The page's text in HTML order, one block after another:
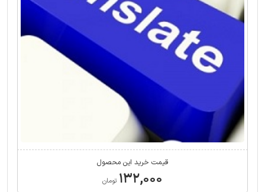
قیمت خرید این محصول
۱۳۲,۰۰۰ تومان